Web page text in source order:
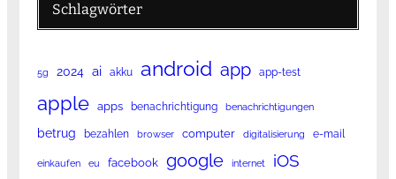
Schlagwörter
5g 2024 ai akku android app app-test
apple apps benachrichtigung benachrichtigungen
betrug bezahlen browser computer digitalisierung e-mail
einkaufen eu facebook google internet iOS